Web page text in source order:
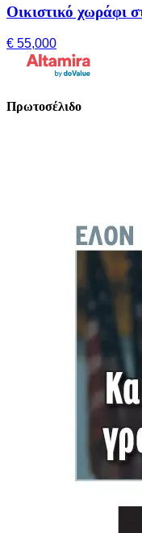
Οικιστικό χωράφι
€ 55,000
Πρωτοσέλιδο